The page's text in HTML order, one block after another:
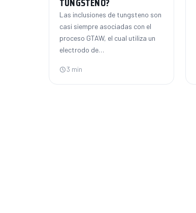
Las inclusiones de tungsteno son
casi siempre asociadas con el
proceso GTAW, el cual utiliza un
electrodo de…
3 min